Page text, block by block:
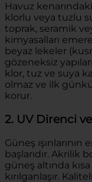
Havuz
klorlu veya tuzlu
toprak, seramik
kimyasalları
beyaz lekeler
gözeneksiz
klor, tuz ve suya
olmaz ve ilk
korur.
2. UV Direnci ve
Güneş
başlarıdır. Akrilik
güneş altında
kırılganlaşır.